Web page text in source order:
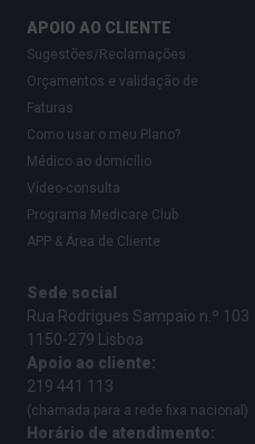
condições graves como
oupré-eclâmpsia
, que
médico imediato.
Hipertensão
A hipertensão ocorre
sanguíneos está muito
comum, mas pode ser
APOIO AO CLIENTE
Sugestões/Reclamações
Orçamentos e validação de
Faturas
Como usar o meu Plano?
Médico ao domicílio
Vídeo-consulta
Programa Medicare Club
APP & Área de Cliente
Sede social
Rua Rodrigues Sampaio n.º 103
1150-279 Lisboa
Apoio ao cliente:
219 441 113
(chamada para a rede fixa nacional)
Horário de atendimento: